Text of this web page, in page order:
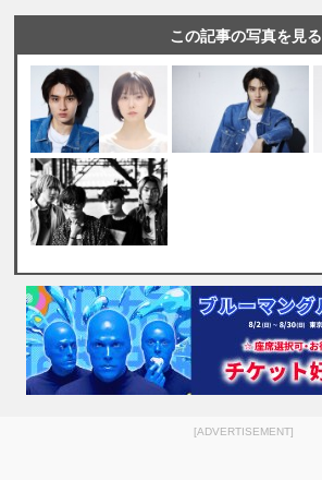
この記事の写真を見る
[ADVERTISEMENT]